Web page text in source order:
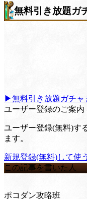
無料引き放題ガ
▶無料引き放題ガチャ
ユーザー登録のご案内
ユーザー登録(無料)す
ます。
新規登録(無料)して使う
この記事を書いた人
ポコダン攻略班